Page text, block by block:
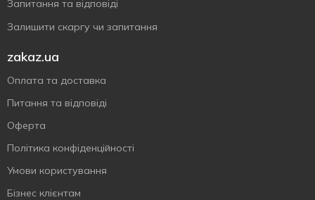
Запитання та відповіді
Залишити скаргу чи запитання
zakaz.ua
Оплата та доставка
Питання та відповіді
Оферта
Політика конфіденційності
Умови користування
Бізнес клієнтам